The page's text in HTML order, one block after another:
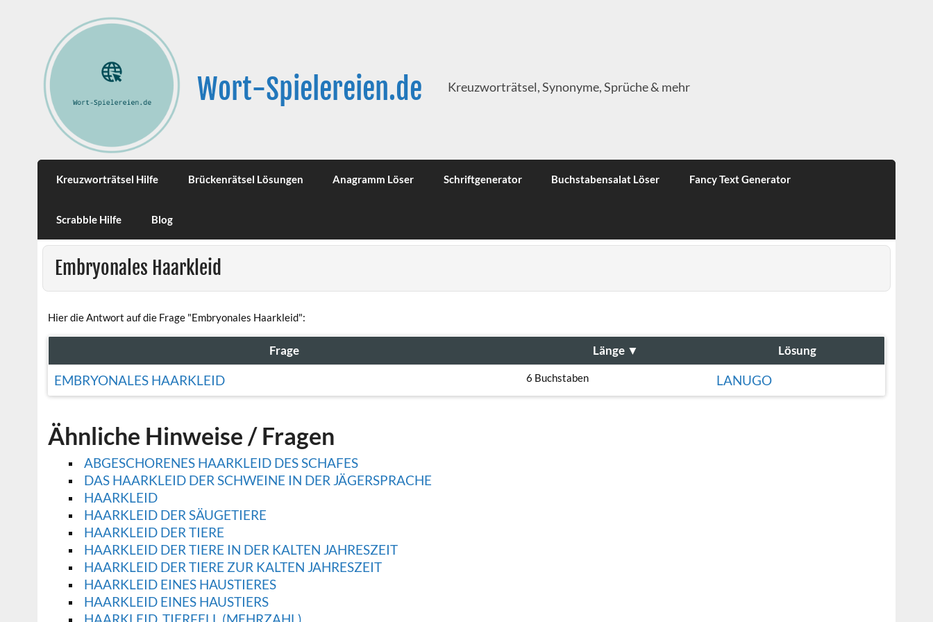
Wort-Spielereien.de Kreuzworträtsel, Synonyme, Sprüche & mehr
Kreuzworträtsel Hilfe Brückenrätsel Lösungen Anagramm Löser Schriftgenerator Buchstabensalat Löser Fancy Text Generator
Scrabble Hilfe Blog
Embryonales Haarkleid
Hier die Antwort auf die Frage "Embryonales Haarkleid":
Frage Länge ▼ Lösung
EMBRYONALES HAARKLEID 6 Buchstaben LANUGO
Ähnliche Hinweise / Fragen
ABGESCHORENES HAARKLEID DES SCHAFES
DAS HAARKLEID DER SCHWEINE IN DER JÄGERSPRACHE
HAARKLEID
HAARKLEID DER SÄUGETIERE
HAARKLEID DER TIERE
HAARKLEID DER TIERE IN DER KALTEN JAHRESZEIT
HAARKLEID DER TIERE ZUR KALTEN JAHRESZEIT
HAARKLEID EINES HAUSTIERES
HAARKLEID EINES HAUSTIERS